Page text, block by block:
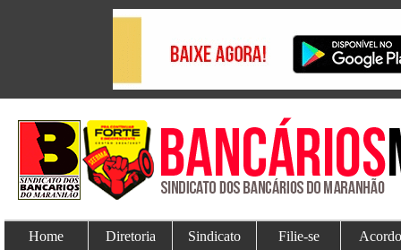
Home Diretoria Sindicato Filie-se